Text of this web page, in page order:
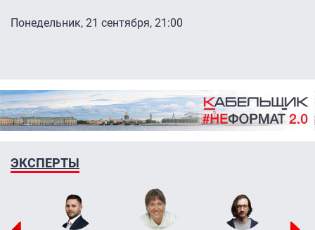
Понедельник, 21 сентября, 21:00
ЭКСПЕРТЫ